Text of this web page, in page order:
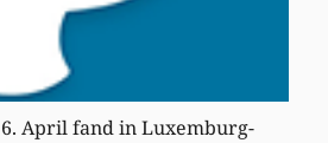
6. April fand in Luxemburg-